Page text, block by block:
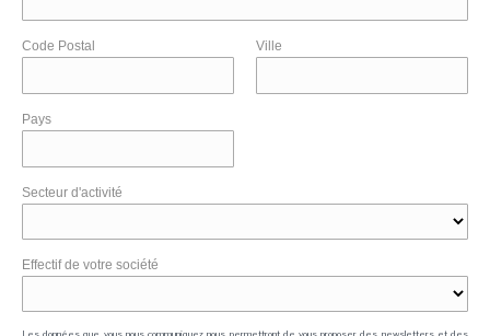
Code Postal Ville
Pays
Secteur d'activité
Effectif de votre société